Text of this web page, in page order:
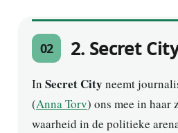
02 2. Secret
In Secret City neemt
(Anna Torv) ons mee in haar
waarheid in de politieke